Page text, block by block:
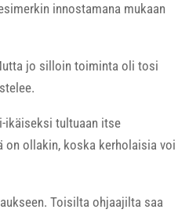
innostamana mukaan
jo silloin toiminta oli tosi
ikäiseksi tultuaan itse
on ollakin, koska kerholaisia voi
Toisilta ohjaajilta saa